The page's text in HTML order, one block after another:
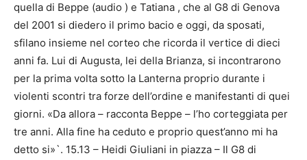
quella di Beppe (audio ) e Tatiana , che al G8 di Genova
del 2001 si diedero il primo bacio e oggi, da sposati,
sfilano insieme nel corteo che ricorda il vertice di dieci
anni fa. Lui di Augusta, lei della Brianza, si incontrarono
per la prima volta sotto la Lanterna proprio durante i
violenti scontri tra forze dell’ordine e manifestanti di quei
giorni. «Da allora – racconta Beppe – l’ho corteggiata per
tre anni. Alla fine ha ceduto e proprio quest’anno mi ha
detto si»`. 15.13 – Heidi Giuliani in piazza – Il G8 di